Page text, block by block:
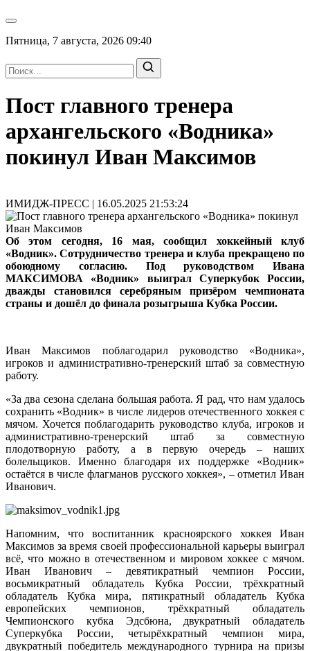
Пятница, 7 августа, 2026 09:40
Пост главного тренера
архангельского «Водника»
покинул Иван Максимов
ИМИДЖ-ПРЕСС | 16.05.2025 21:53:24
Об этом сегодня, 16 мая, сообщил хоккейный клуб
«Водник». Сотрудничество тренера и клуба прекращено по
обоюдному согласию. Под руководством Ивана
МАКСИМОВА «Водник» выиграл Суперкубок России,
дважды становился серебряным призёром чемпионата
страны и дошёл до финала розыгрыша Кубка России.
Иван Максимов поблагодарил руководство «Водника»,
игроков и административно-тренерский штаб за совместную
работу.
«За два сезона сделана большая работа. Я рад, что нам удалось
сохранить «Водник» в числе лидеров отечественного хоккея с
мячом. Хочется поблагодарить руководство клуба, игроков и
административно-тренерский штаб за совместную
плодотворную работу, а в первую очередь – наших
болельщиков. Именно благодаря их поддержке «Водник»
остаётся в числе флагманов русского хоккея», – отметил Иван
Иванович.
Напомним, что воспитанник красноярского хоккея Иван
Максимов за время своей профессиональной карьеры выиграл
всё, что можно в отечественном и мировом хоккее с мячом.
Иван Иванович – девятикратный чемпион России,
восьмикратный обладатель Кубка России, трёхкратный
обладатель Кубка мира, пятикратный обладатель Кубка
европейских чемпионов, трёхкратный обладатель
Чемпионского кубка Эдсбюна, двукратный обладатель
Суперкубка России, четырёхкратный чемпион мира,
двукратный победитель международного турнира на призы